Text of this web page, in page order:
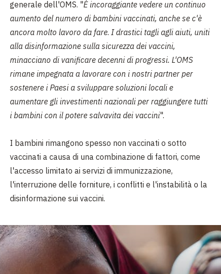
generale dell'OMS. "È incoraggiante vedere un continuo
aumento del numero di bambini vaccinati, anche se c'è
ancora molto lavoro da fare. I drastici tagli agli aiuti, uniti
alla disinformazione sulla sicurezza dei vaccini,
minacciano di vanificare decenni di progressi. L'OMS
rimane impegnata a lavorare con i nostri partner per
sostenere i Paesi a sviluppare soluzioni locali e
aumentare gli investimenti nazionali per raggiungere tutti
i bambini con il potere salvavita dei vaccini".
I bambini rimangono spesso non vaccinati o sotto
vaccinati a causa di una combinazione di fattori, come
l'accesso limitato ai servizi di immunizzazione,
l'interruzione delle forniture, i conflitti e l'instabilità o la
disinformazione sui vaccini.